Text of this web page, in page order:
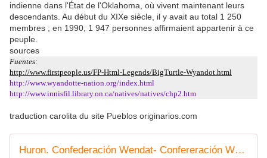
indienne dans l'État de l'Oklahoma, où vivent maintenant leurs
descendants. Au début du XIXe siècle, il y avait au total 1 250
membres ; en 1990, 1 947 personnes affirmaient appartenir à ce
peuple.
sources
Fuentes:
http://www.firstpeople.us/FP-Html-Legends/BigTurtle-Wyandot.html
http://www.wyandotte-nation.org/index.html
http://www.innisfil.library.on.ca/natives/natives/chp2.htm
traduction carolita du site Pueblos originarios.com
Huron. Confederación Wendat- Confereración Wyandot